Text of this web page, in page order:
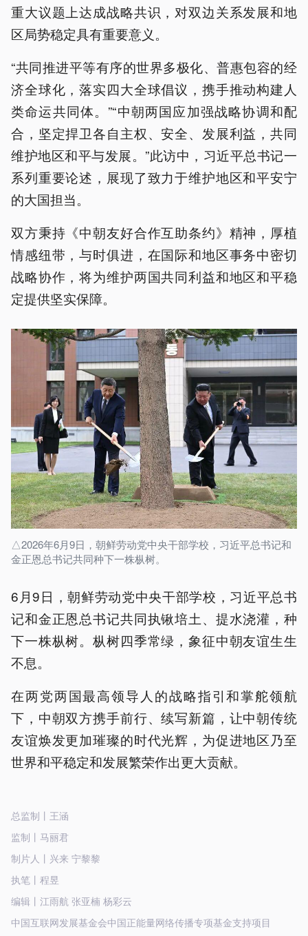
重大议题上达成战略共识，对双边关系发展和地
区局势稳定具有重要意义。
“共同推进平等有序的世界多极化、普惠包容的经
济全球化，落实四大全球倡议，携手推动构建人
类命运共同体。”“中朝两国应加强战略协调和配
合，坚定捍卫各自主权、安全、发展利益，共同
维护地区和平与发展。”此访中，习近平总书记一
系列重要论述，展现了致力于维护地区和平安宁
的大国担当。
双方秉持《中朝友好合作互助条约》精神，厚植
情感纽带，与时俱进，在国际和地区事务中密切
战略协作，将为维护两国共同利益和地区和平稳
定提供坚实保障。
△2026年6月9日，朝鲜劳动党中央干部学校，习近平总书记和
金正恩总书记共同种下一株枞树。
6月9日，朝鲜劳动党中央干部学校，习近平总书
记和金正恩总书记共同执锹培土、提水浇灌，种
下一株枞树。枞树四季常绿，象征中朝友谊生生
不息。
在两党两国最高领导人的战略指引和掌舵领航
下，中朝双方携手前行、续写新篇，让中朝传统
友谊焕发更加璀璨的时代光辉，为促进地区乃至
世界和平稳定和发展繁荣作出更大贡献。
总监制丨王涵
监制丨马丽君
制片人丨兴来 宁黎黎
执笔丨程昱
编辑丨江雨航 张亚楠 杨彩云
中国互联网发展基金会中国正能量网络传播专项基金支持项目